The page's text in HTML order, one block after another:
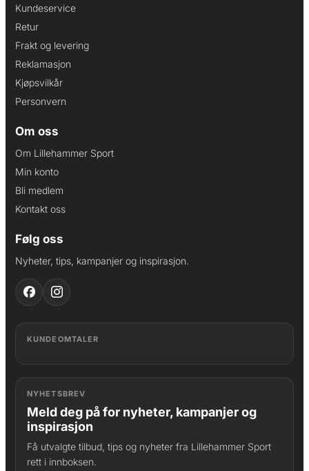
Kundeservice
Retur
Frakt og levering
Reklamasjon
Kjøpsvilkår
Personvern
Om oss
Om Lillehammer Sport
Min konto
Bli medlem
Kontakt oss
Følg oss
Nyheter, tips, kampanjer og inspirasjon.
KUNDEOMTALER
NYHETSBREV
Meld deg på for nyheter, kampanjer og
inspirasjon
Få utvalgte tilbud, tips og nyheter fra Lillehammer Sport
rett i innboksen.